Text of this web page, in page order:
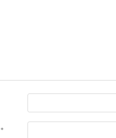
*